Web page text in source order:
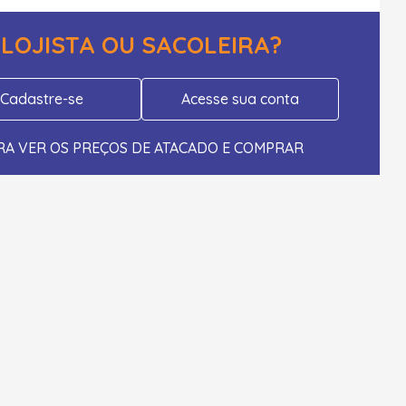
LOJISTA OU SACOLEIRA?
Cadastre-se Acesse sua conta
VER OS PREÇOS DE ATACADO E COMPRAR